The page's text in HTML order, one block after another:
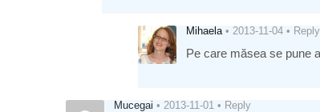
Mihaela • 2013-11-04 • Reply
Pe care măsea se pune
Mucegai • 2013-11-01 • Reply